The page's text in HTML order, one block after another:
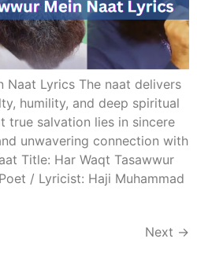
Naat Lyrics The naat delivers
humility, and deep spiritual
true salvation lies in sincere
Title: Har Waqt Tasawwur
/ Lyricist: Haji Muhammad
Next →